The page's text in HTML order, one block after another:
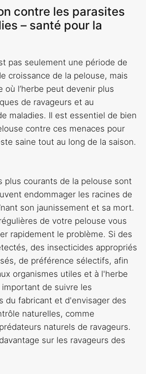
contre les parasites
– santé pour la
pas seulement une période de
croissance de la pelouse, mais
où l’herbe peut devenir plus
de ravageurs et au
maladies. Il est essentiel de bien
contre ces menaces pour
saine tout au long de la saison.
plus courants de la pelouse sont
endommager les racines de
son jaunissement et sa mort.
de votre pelouse vous
rapidement le problème. Si des
des insecticides appropriés
de préférence sélectifs, afin
organismes utiles et à l'herbe
de suivre les
du fabricant et d'envisager des
naturelles, comme
naturels de ravageurs.
sur les ravageurs des